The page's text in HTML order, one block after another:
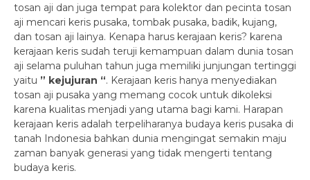
tosan aji dan juga tempat para kolektor dan pecinta tosan
aji mencari keris pusaka, tombak pusaka, badik, kujang,
dan tosan aji lainya. Kenapa harus kerajaan keris? karena
kerajaan keris sudah teruji kemampuan dalam dunia tosan
aji selama puluhan tahun juga memiliki junjungan tertinggi
yaitu ” kejujuran “. Kerajaan keris hanya menyediakan
tosan aji pusaka yang memang cocok untuk dikoleksi
karena kualitas menjadi yang utama bagi kami. Harapan
kerajaan keris adalah terpeliharanya budaya keris pusaka di
tanah Indonesia bahkan dunia mengingat semakin maju
zaman banyak generasi yang tidak mengerti tentang
budaya keris.